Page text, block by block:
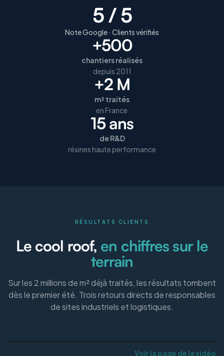
5 / 5
Note Google · Clients vérifiés
+500
chantiers réalisés
depuis 2011
+2 M
m² traités
en France
15 ans
de R&D
résines haute performance
RÉSULTATS CLIENTS
Le cool roof, en chiffres sur le
terrain
Sur les 2 millions de m² déjà traités, les résultats tombent
dès le premier été. Trois retours directs de responsables
de sites industriels et logistiques.
Voir la page de la vidéo